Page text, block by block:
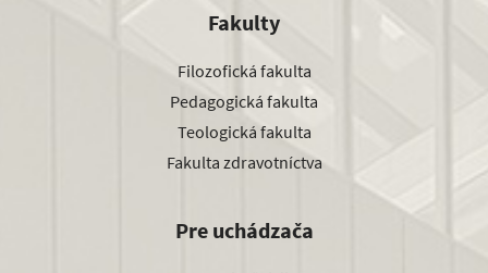
Fakulty
Filozofická fakulta
Pedagogická fakulta
Teologická fakulta
Fakulta zdravotníctva
Pre uchádzača